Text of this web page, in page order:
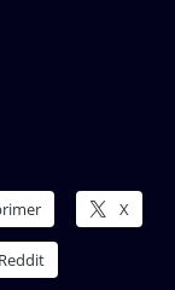
X
Reddit